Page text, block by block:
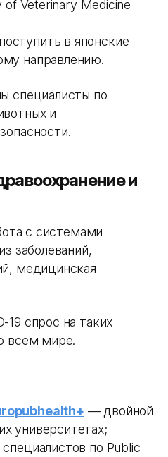
Veterinary Medicine
в японские
направлению.
специалисты по
и
и
с системами
заболеваний,
медицинская
19 спрос на таких
всем мире.
— двойной
университетах;
по Public